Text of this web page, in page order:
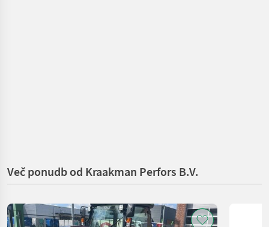
Več ponudb od Kraakman Perfors B.V.